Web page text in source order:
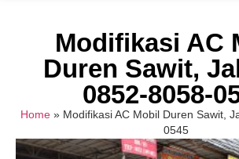
Modifikasi AC
Duren Sawit,
0852-8058-
Home» Modifikasi AC Mobil Duren Sawit,
0545